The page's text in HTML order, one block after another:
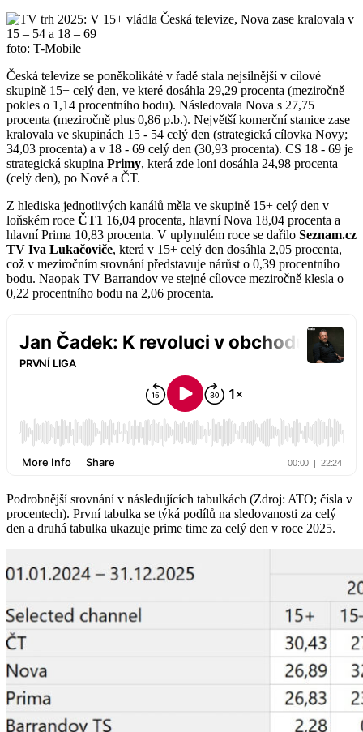
foto: T-Mobile
Česká televize se poněkolikáté v řadě stala nejsilnější v cílové
skupině 15+ celý den, ve které dosáhla 29,29 procenta (meziročně
pokles o 1,14 procentního bodu). Následovala Nova s 27,75
procenta (meziročně plus 0,86 p.b.). Největší komerční stanice zase
kralovala ve skupinách 15 - 54 celý den (strategická cílovka Novy;
34,03 procenta) a v 18 - 69 celý den (30,93 procenta). CS 18 - 69 je
strategická skupina Primy, která zde loni dosáhla 24,98 procenta
(celý den), po Nově a ČT.
Z hlediska jednotlivých kanálů měla ve skupině 15+ celý den v
loňském roce ČT1 16,04 procenta, hlavní Nova 18,04 procenta a
hlavní Prima 10,83 procenta. V uplynulém roce se dařilo Seznam.cz
TV Iva Lukačoviče, která v 15+ celý den dosáhla 2,05 procenta,
což v meziročním srovnání představuje nárůst o 0,39 procentního
bodu. Naopak TV Barrandov ve stejné cílovce meziročně klesla o
0,22 procentního bodu na 2,06 procenta.
Podrobnější srovnání v následujících tabulkách (Zdroj: ATO; čísla v
procentech). První tabulka se týká podílů na sledovanosti za celý
den a druhá tabulka ukazuje prime time za celý den v roce 2025.